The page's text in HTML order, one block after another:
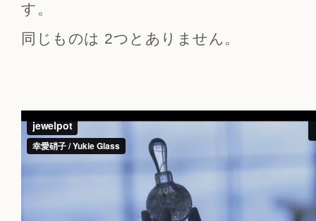
す。
同じものは 2つとありません。